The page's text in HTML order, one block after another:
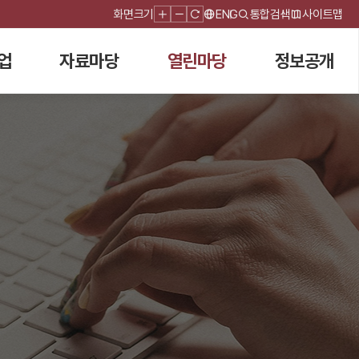
화면크기 ENG 통합검색 사이트맵
자료마당 열린마당 정보공개